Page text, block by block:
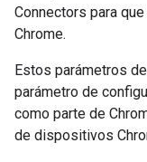
Connectors para
Chrome.
Estos parámetros
parámetro de
como parte de
de dispositivos